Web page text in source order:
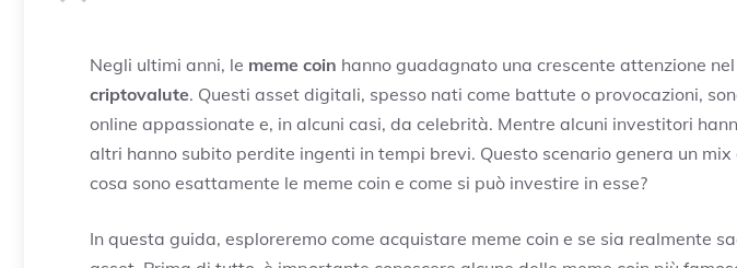
Negli ultimi anni, le meme coin hanno guadagnato una crescente attenzione
criptovalute. Questi asset digitali, spesso nati come battute o provocazioni,
online appassionate e, in alcuni casi, da celebrità. Mentre alcuni investitori
altri hanno subito perdite ingenti in tempi brevi. Questo scenario genera un
cosa sono esattamente le meme coin e come si può investire in esse?
In questa guida, esploreremo come acquistare meme coin e se sia realmente